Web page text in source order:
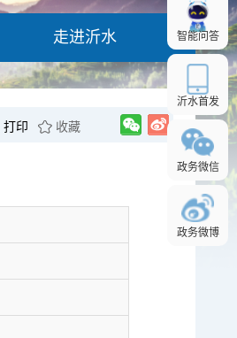
走进沂水
打印 收藏
智能问答
沂水首发
政务微信
政务微博